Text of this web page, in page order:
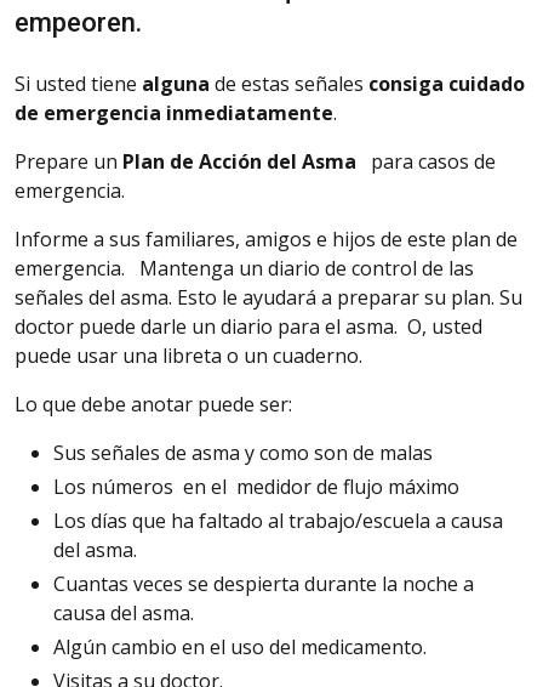
empeoren.
Si usted tiene alguna de estas señales consiga cuidado
de emergencia inmediatamente.
Prepare un Plan de Acción del Asma para casos de
emergencia.
Informe a sus familiares, amigos e hijos de este plan de
emergencia.
Mantenga un diario de control de las
señales del asma. Esto le ayudará a preparar su plan. Su
doctor puede darle un diario para el asma. O, usted
puede usar una libreta o un cuaderno.
Lo que debe anotar puede ser:
Sus señales de asma y como son de malas
Los números en el medidor de flujo máximo
Los días que ha faltado al trabajo/escuela a causa
del asma.
Cuantas veces se despierta durante la noche a
causa del asma.
Algún cambio en el uso del medicamento.
Visitas a su doctor.